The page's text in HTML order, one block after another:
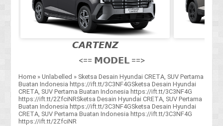
𝘾𝘼𝙍𝙏𝙀𝙉𝙕
<== 𝗠𝗢𝗗𝗘𝗟 ==>
Home »Unlabelled » Sketsa Desain Hyundai CRETA, SUV Pertama
Buatan Indonesia https://ift.tt/3C3NF4GSketsa Desain Hyundai
CRETA, SUV Pertama Buatan Indonesia https://ift.tt/3C3NF4G
https://ift.tt/2ZfciNRSketsa Desain Hyundai CRETA, SUV Pertama
Buatan Indonesia https://ift.tt/3C3NF4GSketsa Desain Hyundai
CRETA, SUV Pertama Buatan Indonesia https://ift.tt/3C3NF4G
https://ift.tt/2ZfciNR